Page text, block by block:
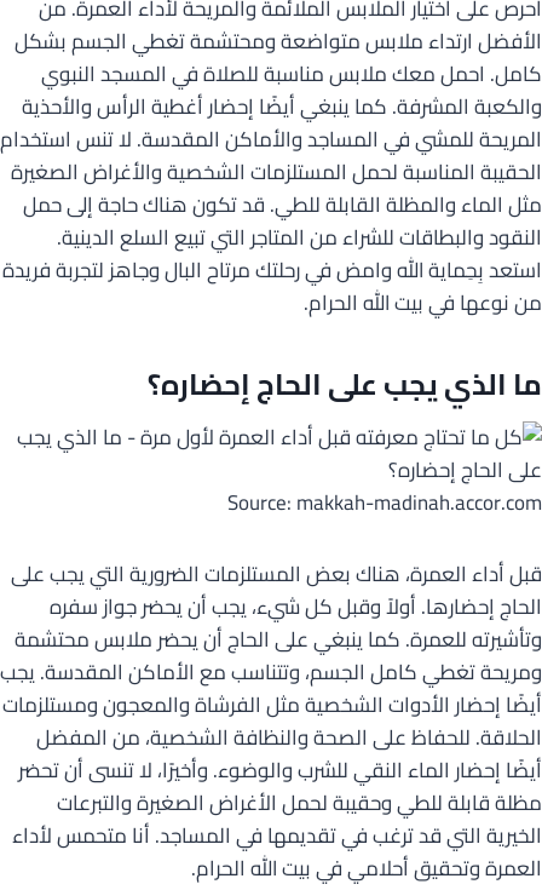
أحرص على اختيار الملابس الملائمة والمريحة لأداء العمرة. من
الأفضل ارتداء ملابس متواضعة ومحتشمة تغطي الجسم بشكل
كامل. احمل معك ملابس مناسبة للصلاة في المسجد النبوي
والكعبة المشرفة. كما ينبغي أيضًا إحضار أغطية الرأس والأحذية
المريحة للمشي في المساجد والأماكن المقدسة. لا تنس استخدام
الحقيبة المناسبة لحمل المستلزمات الشخصية والأغراض الصغيرة
مثل الماء والمظلة القابلة للطي. قد تكون هناك حاجة إلى حمل
النقود والبطاقات للشراء من المتاجر التي تبيع السلع الدينية.
استعد بِحِماية الله وامض في رحلتك مرتاح البال وجاهز لتجربة فريدة
من نوعها في بيت الله الحرام.
ما الذي يجب على الحاج إحضاره؟
Source: makkah-madinah.accor.com
قبل أداء العمرة، هناك بعض المستلزمات الضرورية التي يجب على
الحاج إحضارها. أولاً وقبل كل شيء، يجب أن يحضر جواز سفره
وتأشيرته للعمرة. كما ينبغي على الحاج أن يحضر ملابس محتشمة
ومريحة تغطي كامل الجسم، وتتناسب مع الأماكن المقدسة. يجب
أيضًا إحضار الأدوات الشخصية مثل الفرشاة والمعجون ومستلزمات
الحلاقة. للحفاظ على الصحة والنظافة الشخصية، من المفضل
أيضًا إحضار الماء النقي للشرب والوضوء. وأخيرًا، لا تنسى أن تحضر
مظلة قابلة للطي وحقيبة لحمل الأغراض الصغيرة والتبرعات
الخيرية التي قد ترغب في تقديمها في المساجد. أنا متحمس لأداء
العمرة وتحقيق أحلامي في بيت الله الحرام.